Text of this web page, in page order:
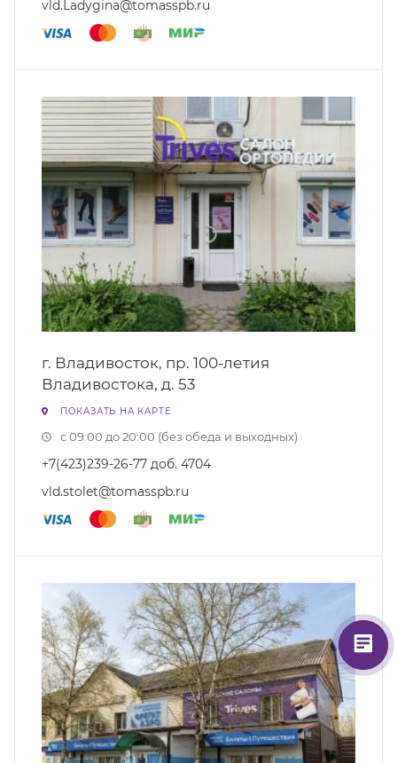
vld.Ladygina@tomasspb.ru
г. Владивосток, пр. 100-летия
Владивостока, д. 53
ПОКАЗАТЬ НА КАРТЕ
с 09:00 до 20:00 (без обеда и выходных)
+7(423)239-26-77 доб. 4704
vld.stolet@tomasspb.ru